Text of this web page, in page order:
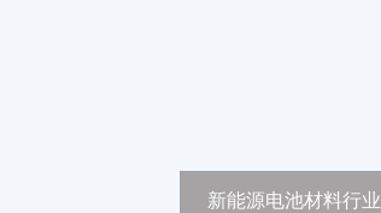
新能源电池材料行业